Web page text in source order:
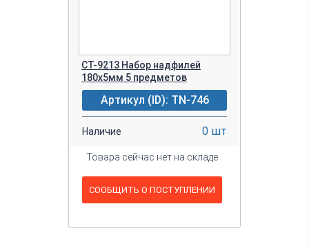
CT-9213 Набор надфилей
180х5мм 5 предметов
Артикул (ID): TN-746
Наличие 0 шт
Товара сейчас нет на складе
СООБЩИТЬ О ПОСТУПЛЕНИИ